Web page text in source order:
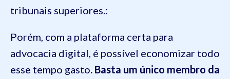
tribunais superiores.:
Porém, com a plataforma certa para
advocacia digital, é possível economizar todo
esse tempo gasto. Basta um único membro da